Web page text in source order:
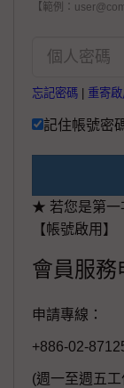
【範例：
忘記密碼 重寄
記住帳號密
★ 若您是第一
【帳號啟用】
會員服務
申請專線：
+886-02-
(週一至週五